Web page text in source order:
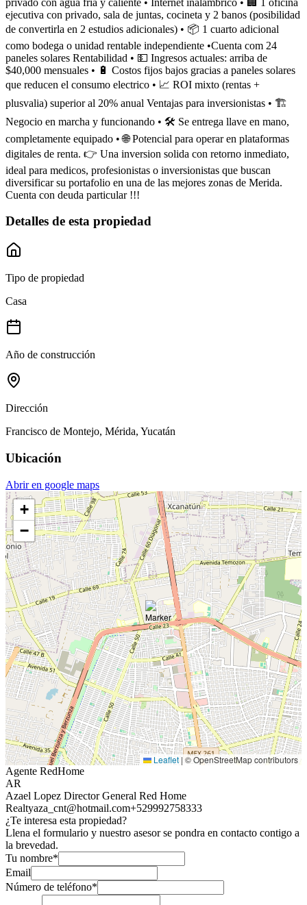
ejecutiva con privado, sala de juntas, cocineta y 2 banos (posibilidad
de convertirla en 2 estudios adicionales) • 📦 1 cuarto adicional
como bodega o unidad rentable independiente •Cuenta com 24
paneles solares Rentabilidad • 💵 Ingresos actuales: arriba de
$40,000 mensuales • 🔋 Costos fijos bajos gracias a paneles solares
que reducen el consumo electrico • 📈 ROI mixto (rentas +
plusvalia) superior al 20% anual Ventajas para inversionistas • 🏗
Negocio en marcha y funcionando • 🛠 Se entrega llave en mano,
completamente equipado • 🌐 Potencial para operar en plataformas
digitales de renta. 👉 Una inversion solida con retorno inmediato,
ideal para medicos, profesionistas o inversionistas que buscan
diversificar su portafolio en una de las mejores zonas de Merida.
Cuenta con deuda particular !!!
Detalles de esta propiedad
Tipo de propiedad
Casa
Año de construcción
Dirección
Francisco de Montejo, Mérida, Yucatán
Ubicación
Abrir en google maps
+
−
Leaflet | © OpenStreetMap contributors
Agente RedHome
AR
Azael Lopez Director General Red Home
Realtyaza_cnt@hotmail.com+529992758333
¿Te interesa esta propiedad?
Llena el formulario y nuestro asesor se pondra en contacto contigo a
la brevedad.
Tu nombre*
Email
Número de teléfono*